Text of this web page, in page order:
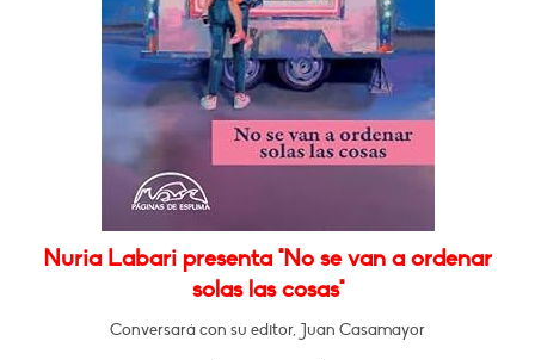
Nuria Labari presenta "No se van a ordenar
solas las cosas"
Conversará con su editor, Juan Casamayor